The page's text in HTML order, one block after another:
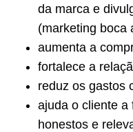
da marca e
(marketing boca
aumenta a
fortalece a
reduz os gastos
ajuda o cliente a
honestos e